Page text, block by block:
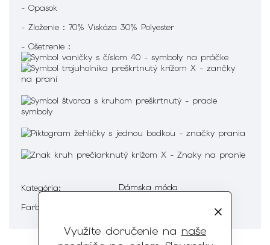
Využite doručenie na naše
- Opasok
- Zloženie : 70% Viskóza 30% Polyester
- Ošetrenie :
Kategória:
Dámska móda
Farba